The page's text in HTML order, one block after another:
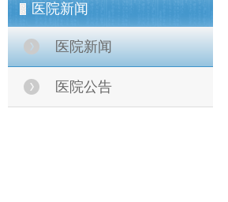
医院新闻
医院新闻
医院公告